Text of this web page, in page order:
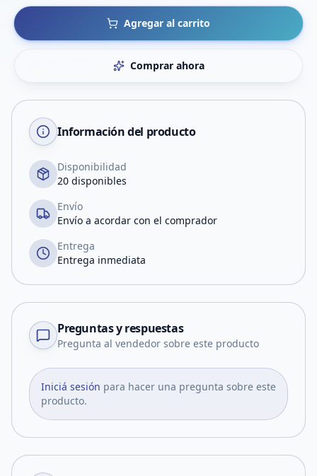
Agregar al carrito
Comprar ahora
Información del producto
Disponibilidad
20 disponibles
Envío
Envío a acordar con el comprador
Entrega
Entrega inmediata
Preguntas y respuestas
Pregunta al vendedor sobre este producto
Iniciá sesión para hacer una pregunta sobre este
producto.